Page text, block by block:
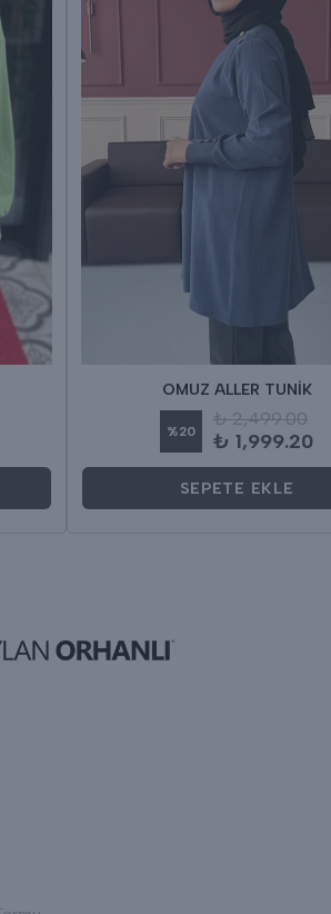
OMUZ ALLER TUNİK
%20
₺ 2,499.00
₺ 1,999.20
SEPETE EKLE